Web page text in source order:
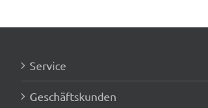
Service
Geschäftskunden